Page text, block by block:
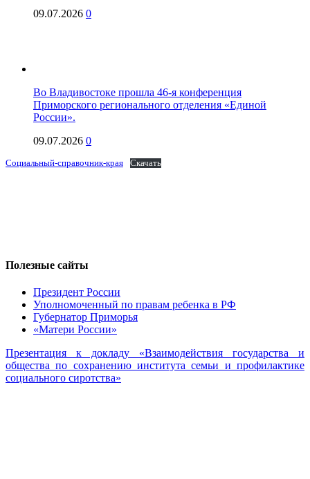
09.07.2026 0
Во Владивостоке прошла 46-я конференция
Приморского регионального отделения «Единой
России».
09.07.2026 0
Социальный-справочник-края Скачать
Полезные сайты
Президент России
Уполномоченный по правам ребенка в РФ
Губернатор Приморья
«Матери России»
Презентация к докладу «Взаимодействия государства и
общества по сохранению института семьи и профилактике
социального сиротства»